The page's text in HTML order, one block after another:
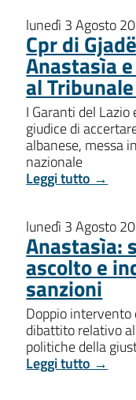
lunedì 3 Agosto
Cpr di
Anastasìa
al
I Garanti del
giudice di
albanese, messa
nazionale
Leggi tutto →
lunedì 3 Agosto
Anastasìa:
ascolto e
sanzioni
Doppio intervento
dibattito relativo
politiche della
Leggi tutto →